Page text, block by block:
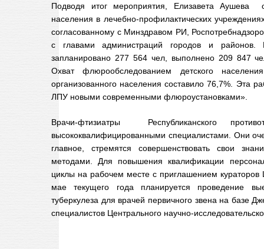
Подводя итог мероприятия, Елизавета Аушева
населения в лечебно-профилактических
согласованному с Минздравом РИ,
с главами администраций городов и
запланировано 277 564 чел, выполнено 209 847
Охват флюрообследованием детского
организованного населения составило 76,7%. Эта
ЛПУ новыми современными флюроустановками».
Врачи-фтизиатры Республиканского
высококвалифицированными специалистами. Они
главное, стремятся совершенствовать свои
методами. Для повышения квалификации
циклы на рабочем месте с приглашением
мае текущего года планируется проведение
туберкулеза для врачей первичного звена на базе
специалистов Центрального научно-